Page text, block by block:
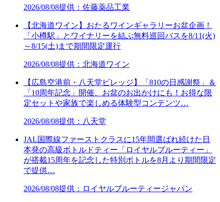
2026/08/08提供：佐藤薬品工業
【北海道ワイン】おたるワインギャラリーお盆企画！
「小樽駅」とワイナリーを結ぶ無料巡回バスを8/11(火)
～8/15(土)まで期間限定運行
2026/08/08提供：北海道ワイン
【広島空港前・八天堂ビレッジ】「810の日感謝祭」＆
「10周年記念」開催、お盆のお出かけにも！お得な限
定セットや家族で楽しめる体験型コンテンツ…
2026/08/08提供：八天堂
JAL国際線ファーストクラスに15年間選ばれ続けた日
本発の高級ボトルドティー「ロイヤルブルーティー」
が搭載15周年を記念した特別ボトルを8月より期間限定
で提供…
2026/08/08提供：ロイヤルブルーティージャパン